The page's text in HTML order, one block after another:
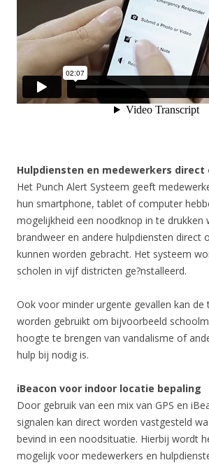
Hulpdiensten en medewerkers direct
Het Punch Alert Systeem geeft
hun smartphone, tablet of computer
mogelijkheid een noodknop in te drukken
brandweer en andere hulpdiensten direct
kunnen worden gebracht. Het systeem
scholen in vijf districten ge?nstalleerd.
Ook voor minder urgente gevallen kan de
worden gebruikt om bijvoorbeeld
hoogte te brengen van vandalisme of
hulp bij nodig is.
iBeacon voor indoor locatie bepaling
Door gebruik van een mix van GPS en
signalen kan direct worden vastgesteld
bevind in een noodsituatie. Hierbij wordt
mogelijk voor medewerkers en